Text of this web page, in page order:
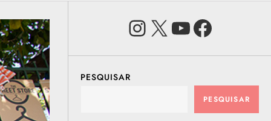
Instagram
X Youtube
PESQUISAR
PESQUISAR